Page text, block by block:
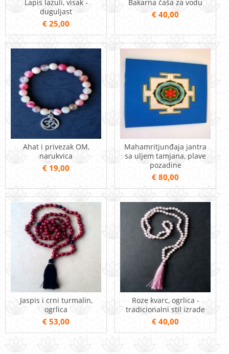
Lapis lazuli, visak -
duguljast
€ 25,00
Bakarna čaša za vodu
€ 40,00
Ahat i privezak OM,
narukvica
€ 19,00
Mahamritjunđaja jantra
sa uljem tamjana, plave
pozadine
€ 80,00
Jaspis i crni turmalin,
ogrlica
€ 53,00
Roze kvarc, ogrlica -
tradicionalni stil izrade
€ 40,00